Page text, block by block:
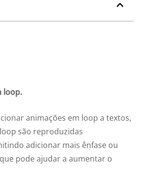
loop.
animações em loop a textos,
são reproduzidas
adicionar mais ênfase ou
pode ajudar a aumentar o